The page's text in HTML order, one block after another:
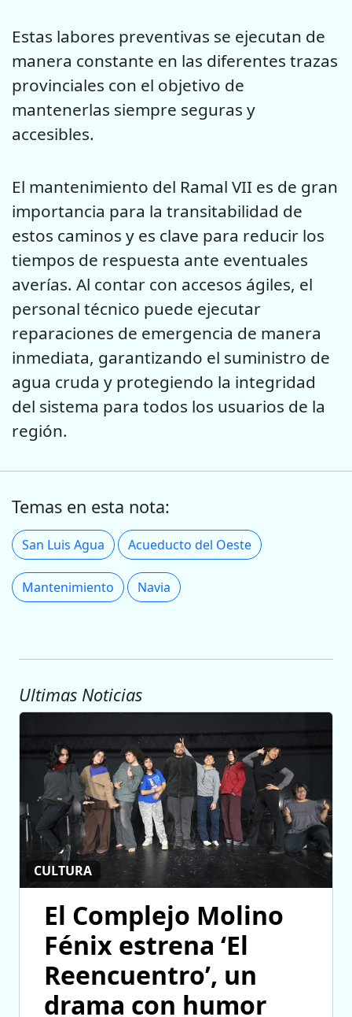
Estas labores preventivas se ejecutan de
manera constante en las diferentes trazas
provinciales con el objetivo de
mantenerlas siempre seguras y
accesibles.
El mantenimiento del Ramal VII es de gran
importancia para la transitabilidad de
estos caminos y es clave para reducir los
tiempos de respuesta ante eventuales
averías. Al contar con accesos ágiles, el
personal técnico puede ejecutar
reparaciones de emergencia de manera
inmediata, garantizando el suministro de
agua cruda y protegiendo la integridad
del sistema para todos los usuarios de la
región.
Temas en esta nota:
San Luis Agua Acueducto del Oeste
Mantenimiento Navia
Ultimas Noticias
CULTURA
El Complejo Molino
Fénix estrena ‘El
Reencuentro’, un
drama con humor